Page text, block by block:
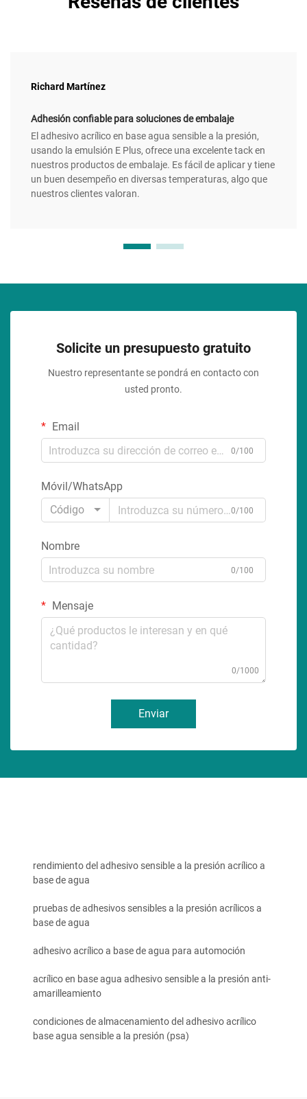
Richard Martínez
Adhesión confiable para soluciones de embalaje
El adhesivo acrílico en base agua sensible a la presión,
usando la emulsión E Plus, ofrece una excelente tack en
nuestros productos de embalaje. Es fácil de aplicar y tiene
un buen desempeño en diversas temperaturas, algo que
nuestros clientes valoran.
Solicite un presupuesto gratuito
Nuestro representante se pondrá en contacto con
usted pronto.
Email
0/100
Móvil/WhatsApp
Código
0/100
Nombre
0/100
Mensaje
0/1000
Enviar
rendimiento del adhesivo sensible a la presión acrílico a
base de agua
pruebas de adhesivos sensibles a la presión acrílicos a
base de agua
adhesivo acrílico a base de agua para automoción
acrílico en base agua adhesivo sensible a la presión anti-
amarilleamiento
condiciones de almacenamiento del adhesivo acrílico
base agua sensible a la presión (psa)